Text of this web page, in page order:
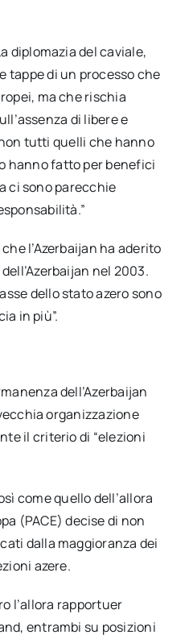
diplomazia del caviale,
tappe di un processo che
ma che rischia
di libere e
tutti quelli che hanno
hanno fatto per benefici
ci sono parecchie
l’Azerbaijan ha aderito
nel 2003.
dello stato azero sono
in più”.
dell’Azerbaijan
organizzazione
il criterio di “elezioni
come quello dell’allora
(PACE) decise di non
dalla maggioranza dei
azere.
l’allora rapportuer
entrambi su posizioni